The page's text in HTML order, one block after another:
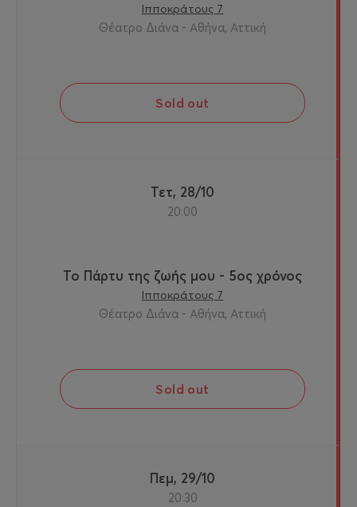
Ιπποκράτους 7
Θέατρο Διάνα - Αθήνα, Αττική
Sold out
Τετ, 28/10
20:00
Το Πάρτυ της ζωής μου - 5ος χρόνος
Ιπποκράτους 7
Θέατρο Διάνα - Αθήνα, Αττική
Sold out
Πεμ, 29/10
20:30